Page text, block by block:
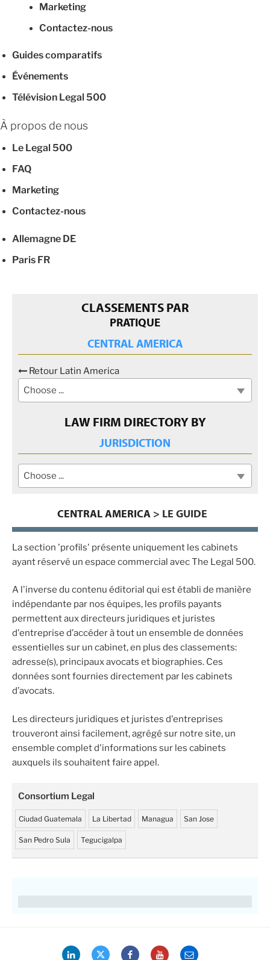
Marketing
Contactez-nous
Guides comparatifs
Événements
Télévision Legal 500
À propos de nous
Le Legal 500
FAQ
Marketing
Contactez-nous
Allemagne DE
Paris FR
CLASSEMENTS PAR
PRATIQUE
CENTRAL AMERICA
Retour Latin America
Choose ...
LAW FIRM DIRECTORY BY
JURISDICTION
Choose ...
CENTRAL AMERICA> LE GUIDE
La section 'profils' présente uniquement les cabinets
ayant réservé un espace commercial avec The Legal 500.
A l'inverse du contenu éditorial qui est établi de manière
indépendante par nos équipes, les profils payants
permettent aux directeurs juridiques et juristes
d'entreprise d’accéder à tout un ensemble de données
essentielles sur un cabinet, en plus des classements:
adresse(s), principaux avocats et biographies. Ces
données sont fournies directement par les cabinets
d’avocats.
Les directeurs juridiques et juristes d'entreprises
trouveront ainsi facilement, agrégé sur notre site, un
ensemble complet d'informations sur les cabinets
auxquels ils souhaitent faire appel.
Consortium Legal
Ciudad Guatemala La Libertad Managua San Jose
San Pedro Sula Tegucigalpa
LinkedInTwitter FacebookYouTubeEmail